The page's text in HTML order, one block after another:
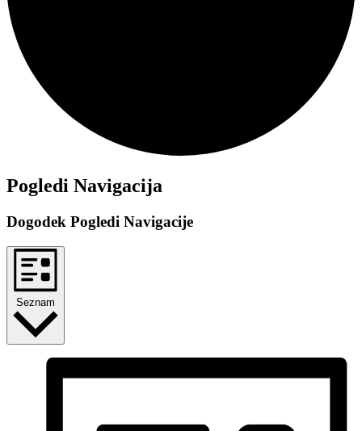
Dogodki
Pogledi Navigacija
Dogodek Pogledi Navigacije
Seznam